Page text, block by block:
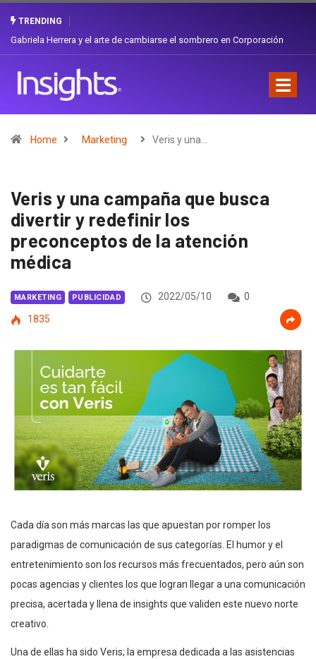
TRENDING
Gabriela Herrera y el arte de cambiarse el sombrero en Corporación
Home Marketing Veris y una…
Veris y una campaña que busca
divertir y redefinir los
preconceptos de la atención
médica
MARKETING PUBLICIDAD 2022/05/10
0
1835
Cada día son más marcas las que apuestan por romper los
paradigmas de comunicación de sus categorías. El humor y el
entretenimiento son los recursos más frecuentados, pero aún son
pocas agencias y clientes los que logran llegar a una comunicación
precisa, acertada y llena de insights que validen este nuevo norte
creativo.
Una de ellas ha sido Veris; la empresa dedicada a las asistencias